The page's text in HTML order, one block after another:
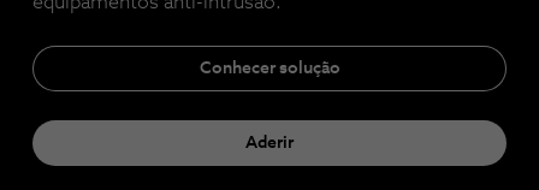
Conhecer solução
Aderir